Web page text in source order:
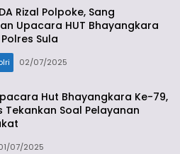
Rizal Polpoke, Sang
Upacara HUT Bhayangkara
Sula
02/07/2025
Hut Bhayangkara Ke-79,
Tekankan Soal Pelayanan
07/2025